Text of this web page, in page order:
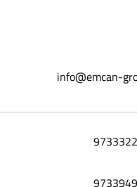
info@emcan-